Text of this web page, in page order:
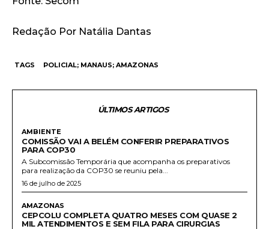
Redação Por Natália Dantas
TAGS POLICIAL; MANAUS; AMAZONAS
ÚLTIMOS ARTIGOS
AMBIENTE
COMISSÃO VAI A BELÉM CONFERIR PREPARATIVOS
PARA COP30
A Subcomissão Temporária que acompanha os preparativos
para realização da COP30 se reuniu pela...
16 de julho de 2025
AMAZONAS
CEPCOLU COMPLETA QUATRO MESES COM QUASE 2
MIL ATENDIMENTOS E SEM FILA PARA CIRURGIAS